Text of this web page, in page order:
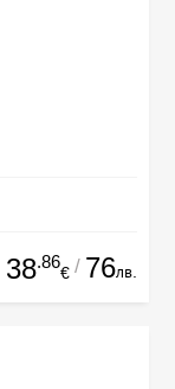
38.86
€ / 76лв.